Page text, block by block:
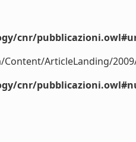
cnr/
ArticleLanding/
cnr/